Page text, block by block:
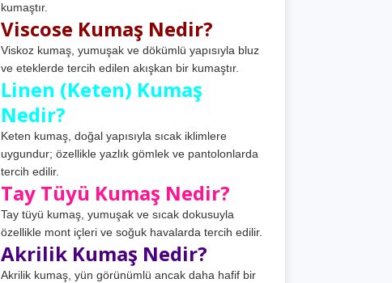
kumaştır.
Viscose Kumaş Nedir?
Viskoz kumaş, yumuşak ve dökümlü yapısıyla bluz
ve eteklerde tercih edilen akışkan bir kumaştır.
Linen (Keten) Kumaş
Nedir?
Keten kumaş, doğal yapısıyla sıcak iklimlere
uygundur; özellikle yazlık gömlek ve pantolonlarda
tercih edilir.
Tay Tüyü Kumaş Nedir?
Tay tüyü kumaş, yumuşak ve sıcak dokusuyla
özellikle mont içleri ve soğuk havalarda tercih edilir.
Akrilik Kumaş Nedir?
Akrilik kumaş, yün görünümlü ancak daha hafif bir